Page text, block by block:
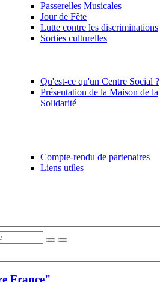
Passerelles Musicales
Jour de Fête
Lutte contre les discriminations
Sorties culturelles
Qu'est-ce qu'un Centre Social ?
Présentation de la Maison de la
Solidarité
Compte-rendu de partenaires
Liens utiles